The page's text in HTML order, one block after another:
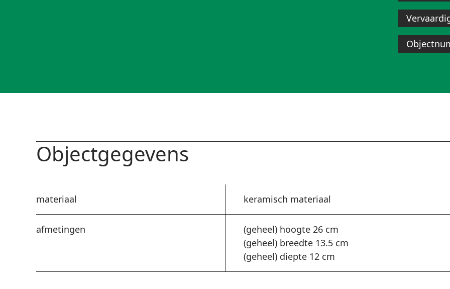
Objectgegevens
materiaal keramisch materiaal
afmetingen
(geheel) hoogte 26 cm
(geheel) breedte 13.5 cm
(geheel) diepte 12 cm